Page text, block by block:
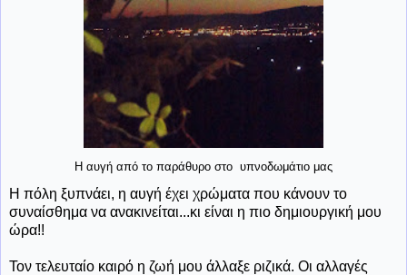
Η αυγή από το παράθυρο στο υπνοδωμάτιο μας
Η πόλη ξυπνάει, η αυγή έχει χρώματα που κάνουν το
συναίσθημα να ανακινείται...κι είναι η πιο δημιουργική μου
ώρα!!
Τον τελευταίο καιρό η ζωή μου άλλαξε ριζικά. Οι αλλαγές